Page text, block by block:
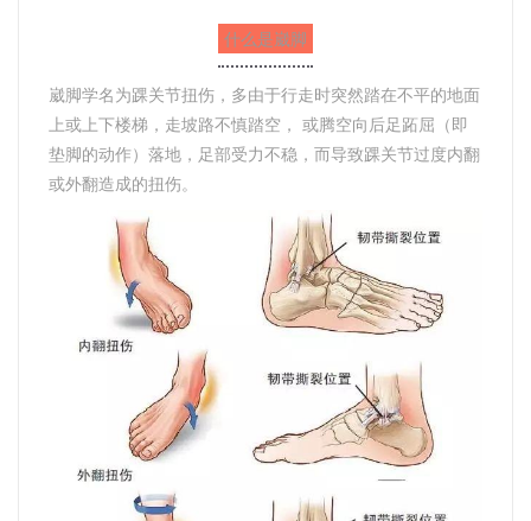
什么是崴脚
崴脚学名为踝关节扭伤， 多由于行走时突然踏在不平的地面
上或上下楼梯，走坡路不慎踏空， 或腾空向后足跖屈（即
垫脚的动作）落地，足部受力不稳，而导致踝关节过度内翻
或外翻造成的扭伤。